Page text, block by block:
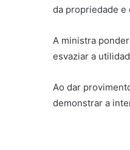
da propriedade e
A ministra
esvaziar a
Ao dar
demonstrar a